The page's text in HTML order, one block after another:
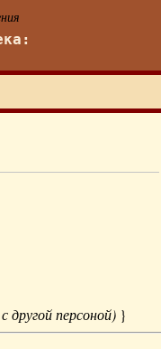
другой персоной) }